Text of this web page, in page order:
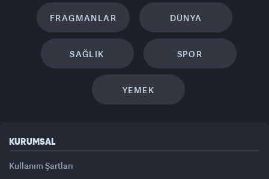
FRAGMANLAR DÜNYA
SAĞLIK SPOR
YEMEK
KURUMSAL
Kullanım Şartları